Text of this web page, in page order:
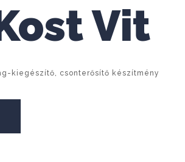
Vit
kiegészítő, csonterősítő készítmény